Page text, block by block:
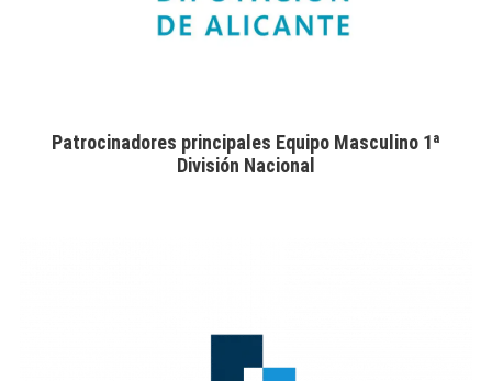
Patrocinadores principales Equipo Masculino 1ª
División Nacional